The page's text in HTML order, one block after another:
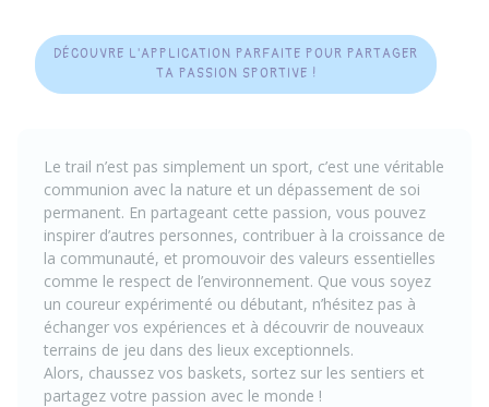
DÉCOUVRE L'APPLICATION PARFAITE POUR PARTAGER
TA PASSION SPORTIVE !
Le trail n’est pas simplement un sport, c’est une véritable
communion avec la nature et un dépassement de soi
permanent. En partageant cette passion, vous pouvez
inspirer d’autres personnes, contribuer à la croissance de
la communauté, et promouvoir des valeurs essentielles
comme le respect de l’environnement. Que vous soyez
un coureur expérimenté ou débutant, n’hésitez pas à
échanger vos expériences et à découvrir de nouveaux
terrains de jeu dans des lieux exceptionnels.
Alors, chaussez vos baskets, sortez sur les sentiers et
partagez votre passion avec le monde !